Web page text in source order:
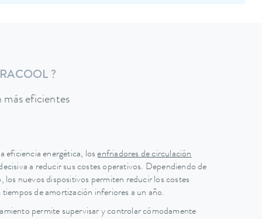
?
más eficientes
eficiencia energética, losenfriadores de circulación
a reducir sus costes operativos. Dependiendo de
los nuevos dispositivos permiten reducir los costes
de amortización inferiores a un año.
permite supervisar y controlar cómodamente